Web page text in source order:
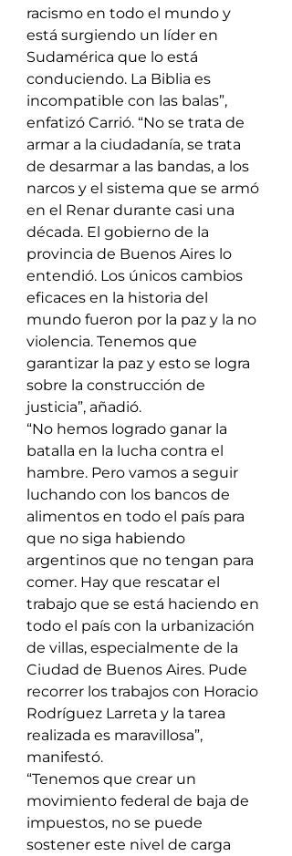
racismo en todo el mundo y
está surgiendo un líder en
Sudamérica que lo está
conduciendo. La Biblia es
incompatible con las balas”,
enfatizó Carrió. “No se trata de
armar a la ciudadanía, se trata
de desarmar a las bandas, a los
narcos y el sistema que se armó
en el Renar durante casi una
década. El gobierno de la
provincia de Buenos Aires lo
entendió. Los únicos cambios
eficaces en la historia del
mundo fueron por la paz y la no
violencia. Tenemos que
garantizar la paz y esto se logra
sobre la construcción de
justicia”, añadió.
“No hemos logrado ganar la
batalla en la lucha contra el
hambre. Pero vamos a seguir
luchando con los bancos de
alimentos en todo el país para
que no siga habiendo
argentinos que no tengan para
comer. Hay que rescatar el
trabajo que se está haciendo en
todo el país con la urbanización
de villas, especialmente de la
Ciudad de Buenos Aires. Pude
recorrer los trabajos con Horacio
Rodríguez Larreta y la tarea
realizada es maravillosa”,
manifestó.
“Tenemos que crear un
movimiento federal de baja de
impuestos, no se puede
sostener este nivel de carga